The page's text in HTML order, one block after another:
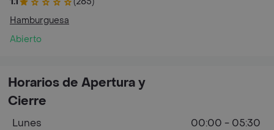
Hamburguesa
Abierto
Horarios de Apertura y
Cierre
Lunes
00:00 - 05:30